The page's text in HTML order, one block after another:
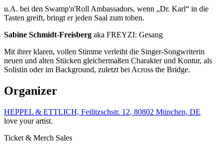
u.A. bei den Swamp'n'Roll Ambassadors, wenn „Dr. Karl“ in die
Tasten greift, bringt er jeden Saal zum toben.
Sabine Schmidt-Freisberg aka FREYZI: Gesang
Mit ihrer klaren, vollen Stimme verleiht die Singer-Songwriterin
neuen und alten Stücken gleichermaßen Charakter und Kontur, als
Solistin oder im Background, zuletzt bei Across the Bridge.
Organizer
HEPPEL & ETTLICH, Feilitzschstr. 12, 80802 München, DE
love your artist.
Ticket & Merch Sales